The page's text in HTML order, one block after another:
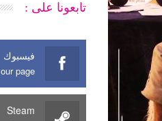
تابعونا على :
فيسبوك
page
Steam